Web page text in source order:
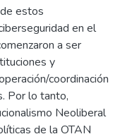
estos
en el
a ser
y
coordinación
Por lo tanto,
Neoliberal
de la OTAN